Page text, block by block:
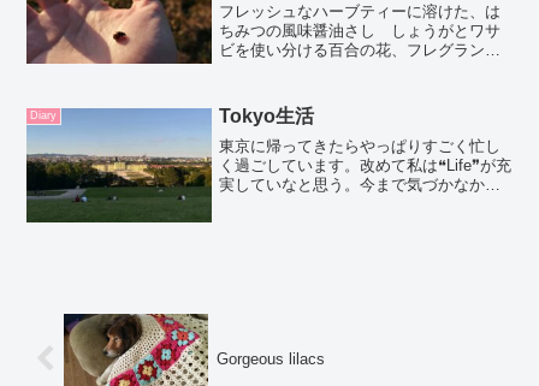
フレッシュなハーブティーに溶けた、は
ちみつの風味醤油さし しょうがとワサ
ビを使い分ける百合の花、フレグラント
た。今日から四月。気持ちを切り替えて
スタートします。今月もオ...
Diary Tokyo生活
東京に帰ってきたらやっぱりすごく忙し
く過ごしています。改めて私は❝Life❞が充
実していなと思う。今まで気づかなかっ
Gorgeous lilacs